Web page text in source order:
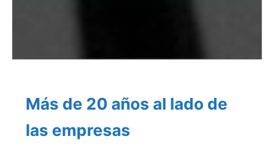
Más de 20 años al lado de
las empresas